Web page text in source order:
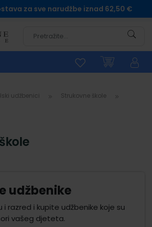
za sve narudžbe iznad 62,50 €
udžbenici
Strukovne škole
udžbenike
i razred i kupite udžbenike koje su
vašeg djeteta.